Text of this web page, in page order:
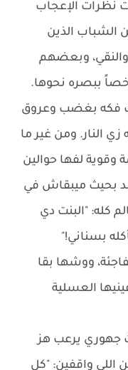
نظرات الإعجاب
الشباب الذين
والنقي، وبعضهم
ببصره نحوها.
فكه بغضب وعروق
النار. ومن غير ما
وقوية لفها حوالين
بحيث ميبقاش في
كله: "البنت دي
بسناني!"
ووشها بقا
العسلية
جهوري يرعب هز
اللي واقفين: "كل